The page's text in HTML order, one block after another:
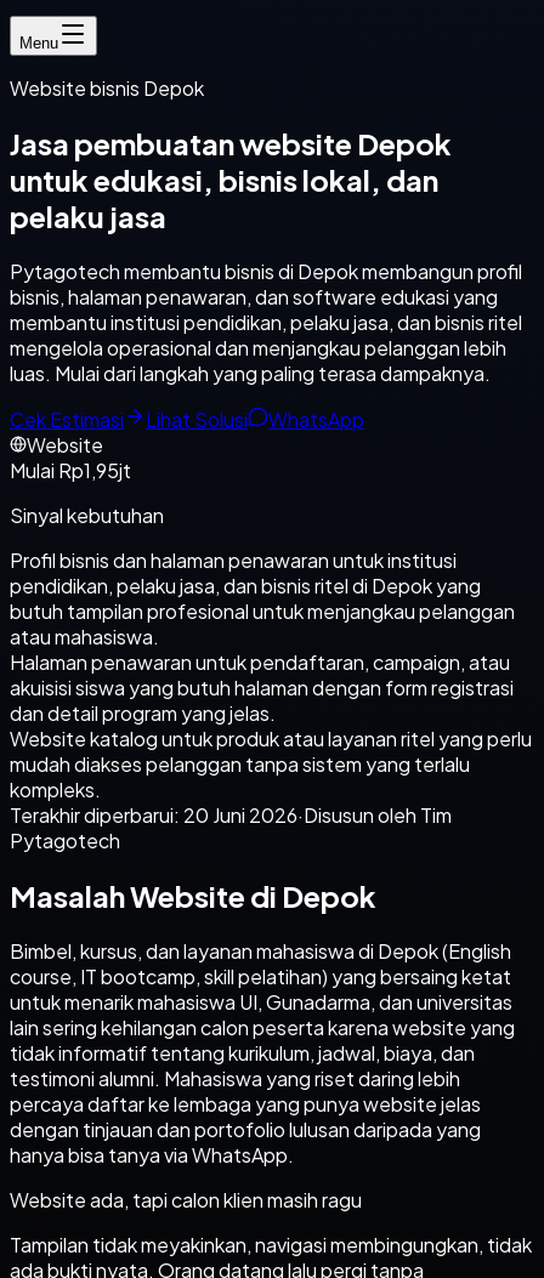
Menu
Website bisnis Depok
Jasa pembuatan website Depok
untuk edukasi, bisnis lokal, dan
pelaku jasa
Pytagotech membantu bisnis di Depok membangun profil
bisnis, halaman penawaran, dan software edukasi yang
membantu institusi pendidikan, pelaku jasa, dan bisnis ritel
mengelola operasional dan menjangkau pelanggan lebih
luas. Mulai dari langkah yang paling terasa dampaknya.
Cek Estimasi
Lihat Solusi
WhatsApp
Website
Mulai Rp1,95jt
Sinyal kebutuhan
Profil bisnis dan halaman penawaran untuk institusi
pendidikan, pelaku jasa, dan bisnis ritel di Depok yang
butuh tampilan profesional untuk menjangkau pelanggan
atau mahasiswa.
Halaman penawaran untuk pendaftaran, campaign, atau
akuisisi siswa yang butuh halaman dengan form registrasi
dan detail program yang jelas.
Website katalog untuk produk atau layanan ritel yang perlu
mudah diakses pelanggan tanpa sistem yang terlalu
kompleks.
Terakhir diperbarui: 20 Juni 2026·Disusun oleh Tim
Pytagotech
Masalah Website di Depok
Bimbel, kursus, dan layanan mahasiswa di Depok (English
course, IT bootcamp, skill pelatihan) yang bersaing ketat
untuk menarik mahasiswa UI, Gunadarma, dan universitas
lain sering kehilangan calon peserta karena website yang
tidak informatif tentang kurikulum, jadwal, biaya, dan
testimoni alumni. Mahasiswa yang riset daring lebih
percaya daftar ke lembaga yang punya website jelas
dengan tinjauan dan portofolio lulusan daripada yang
hanya bisa tanya via WhatsApp.
Website ada, tapi calon klien masih ragu
Tampilan tidak meyakinkan, navigasi membingungkan, tidak
ada bukti nyata. Orang datang lalu pergi tanpa